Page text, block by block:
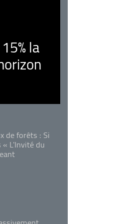
la
de forêts : Si
« L'Invité du